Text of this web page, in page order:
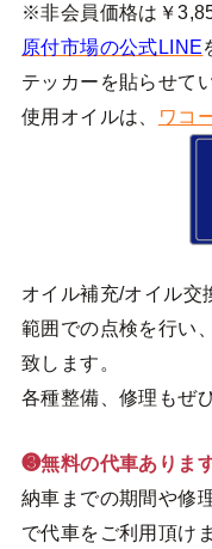
※非会員価格は￥
原付市場の公式LINE
テッカーを貼らせて
使用オイルは、
ワコ
オイル補充/オイル交
範囲での点検を行い
致します。
各種整備、修理もぜ
❸無料の代車ありま
納車までの期間や修
で代車をご利用頂け